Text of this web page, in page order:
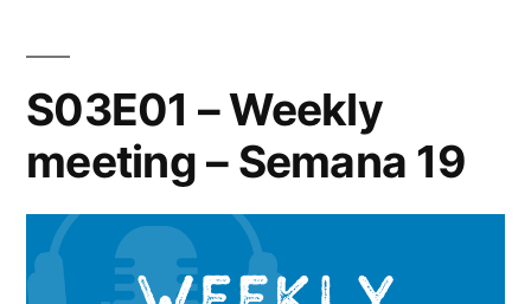
S03E01 – Weekly
meeting – Semana 19